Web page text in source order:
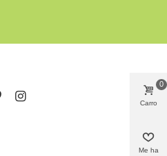
Carro
0
Me ha